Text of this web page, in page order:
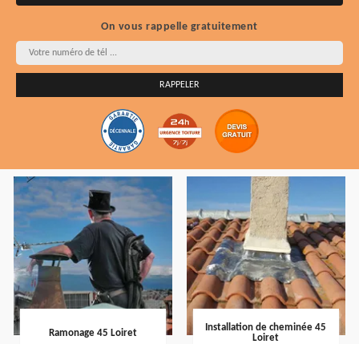
On vous rappelle gratuitement
Ramonage 45 Loiret
Installation de cheminée 45
Loiret